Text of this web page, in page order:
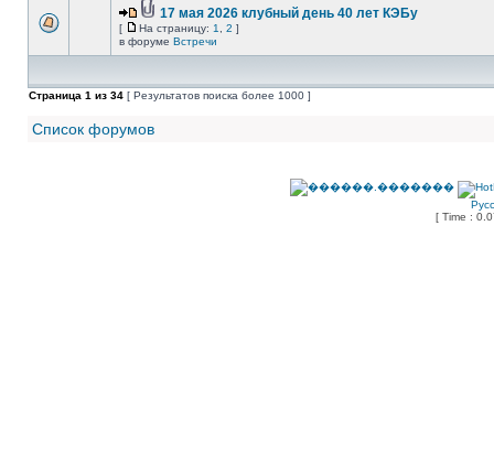
17 мая 2026 клубный день 40 лет КЭБу
[ На страницу: 1 2 ]
в форуме Встречи
Страница 1 из 34 [ Результатов поиска более 1000 ]
Список форумов
[ Time :